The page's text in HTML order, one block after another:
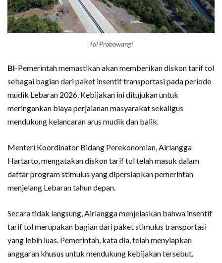
Tol Probowangi
BI-Pemerintah memastikan akan memberikan diskon tarif tol
sebagai bagian dari paket insentif transportasi pada periode
mudik Lebaran 2026. Kebijakan ini ditujukan untuk
meringankan biaya perjalanan masyarakat sekaligus
mendukung kelancaran arus mudik dan balik.
Menteri Koordinator Bidang Perekonomian, Airlangga
Hartarto, mengatakan diskon tarif tol telah masuk dalam
daftar program stimulus yang dipersiapkan pemerintah
menjelang Lebaran tahun depan.
Secara tidak langsung, Airlangga menjelaskan bahwa insentif
tarif tol merupakan bagian dari paket stimulus transportasi
yang lebih luas. Pemerintah, kata dia, telah menyiapkan
anggaran khusus untuk mendukung kebijakan tersebut.